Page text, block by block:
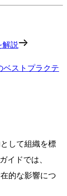
解説
ベストプラクテ
して組織を標
イドでは、
的な影響につ